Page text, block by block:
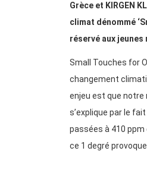
Grèce et KIRGEN
climat dénommé
réservé aux
Small Touches for
changement
enjeu est que notre
s’explique par le
passées à 410
ce 1 degré